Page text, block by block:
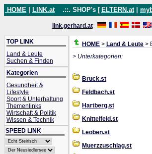
HOME LINK.at .::. SHOP's [ ELTERN.at
link.gerhard.at
TOP LINK
Land & Leute
Suchen & Finden
Kategorien
Gesundheit &
Lifestyle
Sport & Unterhaltung
Themenlinks
Wirtschaft & Politik
Wissen & Technik
SPEED LINK
HOME > Land & Leute >
> Unterkategorien:
Bruck.st
Feldbach.st
Hartberg.st
Knittelfeld.st
Leoben.st
Muerzzuschlag.st